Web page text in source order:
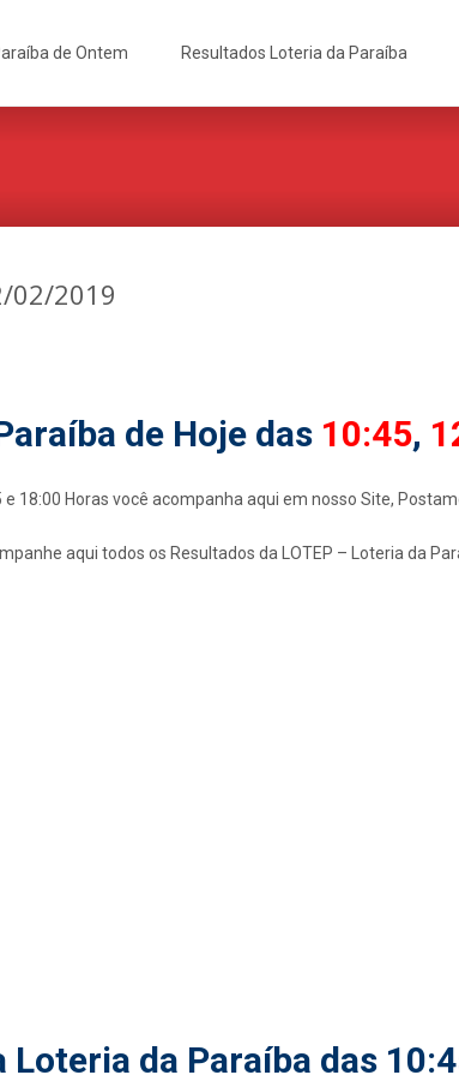
de Ontem Resultados Loteria da Paraíba
02/2019
de Hoje das 10:45,
e 18:00 Horas você acompanha aqui em nosso Site,
aqui todos os Resultados da LOTEP – Loteria da
Loteria da Paraíba das